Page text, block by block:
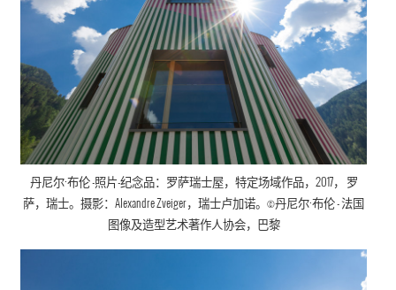
丹尼尔·布伦-照片-纪念品：罗萨瑞士屋， 特定场域作品， 2017， 罗
萨，瑞士。摄影：Alexandre Zveiger，瑞士卢加诺。©丹尼尔·布伦- 法国
图像及造型艺术著作人协会，巴黎